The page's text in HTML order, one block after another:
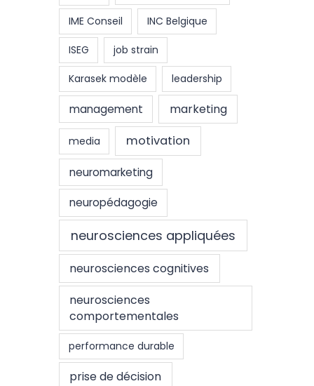
IME Conseil INC Belgique
ISEG job strain
Karasek modèle leadership
management marketing
media motivation
neuromarketing
neuropédagogie
neurosciences appliquées
neurosciences cognitives
neurosciences
comportementales
performance durable
prise de décision